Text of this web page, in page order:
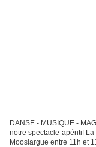
DANSE - MUSIQUE -
notre spectacle-apéritif
Mooslargue entre 11h et